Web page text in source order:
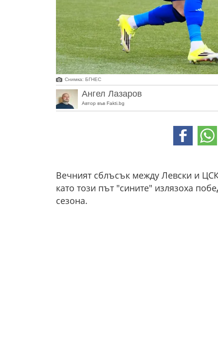
Снимка: БГНЕС
Ангел Лазаров
Автор във Fakti.bg
Вечният сблъсък между Левски и
като този път "сините" излязоха
сезона.